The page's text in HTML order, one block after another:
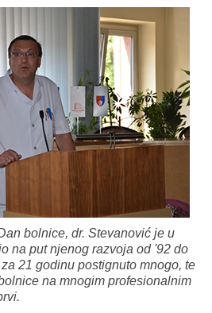
bolnice, dr. Stevanović je u
na put njenog razvoja od '92 do
21 godinu postignuto mnogo, te
na mnogim profesionalnim